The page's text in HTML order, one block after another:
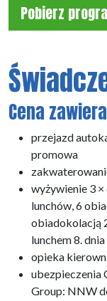
Cena zawiera
przejazd
promowa
wyżywienie 3 ×
lunchów, 6
obiadokolacją
lunchem 8.
opieka
ubezpieczenia
Group: NNW